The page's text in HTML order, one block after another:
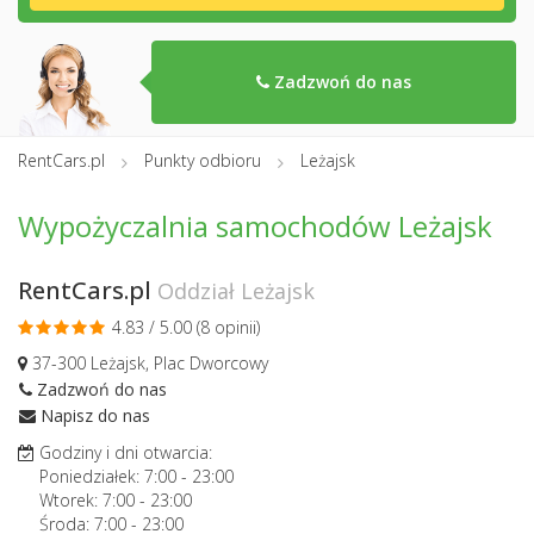
Zadzwoń do nas
RentCars.pl Punkty odbioru Leżajsk
Wypożyczalnia samochodów Leżajsk
RentCars.pl Oddział Leżajsk
4.83 / 5.00 (8 opinii)
37-300 Leżajsk, Plac Dworcowy
Zadzwoń do nas
Napisz do nas
Godziny i dni otwarcia:
Poniedziałek: 7:00 - 23:00
Wtorek: 7:00 - 23:00
Środa: 7:00 - 23:00